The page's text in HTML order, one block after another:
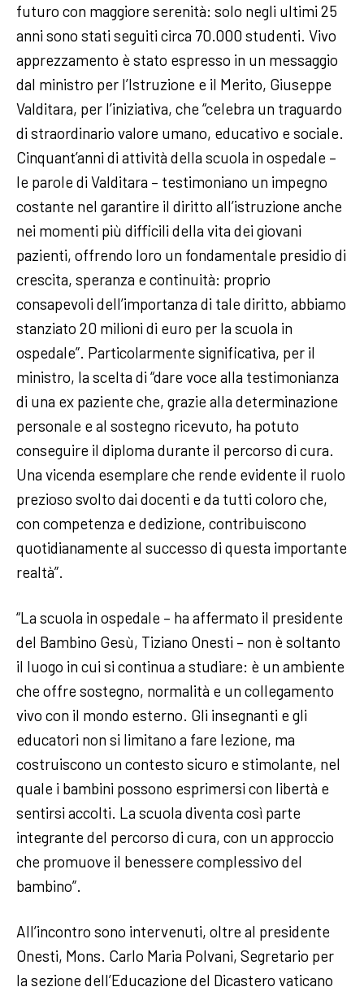
futuro con maggiore serenità: solo negli ultimi 25
anni sono stati seguiti circa 70.000 studenti. Vivo
apprezzamento è stato espresso in un messaggio
dal ministro per l’Istruzione e il Merito, Giuseppe
Valditara, per l’iniziativa, che “celebra un traguardo
di straordinario valore umano, educativo e sociale.
Cinquant’anni di attività della scuola in ospedale –
le parole di Valditara – testimoniano un impegno
costante nel garantire il diritto all’istruzione anche
nei momenti più difficili della vita dei giovani
pazienti, offrendo loro un fondamentale presidio di
crescita, speranza e continuità: proprio
consapevoli dell’importanza di tale diritto, abbiamo
stanziato 20 milioni di euro per la scuola in
ospedale”. Particolarmente significativa, per il
ministro, la scelta di “dare voce alla testimonianza
di una ex paziente che, grazie alla determinazione
personale e al sostegno ricevuto, ha potuto
conseguire il diploma durante il percorso di cura.
Una vicenda esemplare che rende evidente il ruolo
prezioso svolto dai docenti e da tutti coloro che,
con competenza e dedizione, contribuiscono
quotidianamente al successo di questa importante
realtà”.
“La scuola in ospedale – ha affermato il presidente
del Bambino Gesù, Tiziano Onesti – non è soltanto
il luogo in cui si continua a studiare: è un ambiente
che offre sostegno, normalità e un collegamento
vivo con il mondo esterno. Gli insegnanti e gli
educatori non si limitano a fare lezione, ma
costruiscono un contesto sicuro e stimolante, nel
quale i bambini possono esprimersi con libertà e
sentirsi accolti. La scuola diventa così parte
integrante del percorso di cura, con un approccio
che promuove il benessere complessivo del
bambino”.
All’incontro sono intervenuti, oltre al presidente
Onesti, Mons. Carlo Maria Polvani, Segretario per
la sezione dell’Educazione del Dicastero vaticano